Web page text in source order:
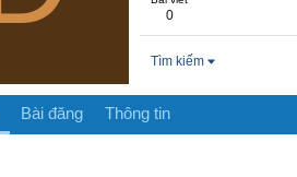
0
Tìm kiếm
Bài đăng Thông tin